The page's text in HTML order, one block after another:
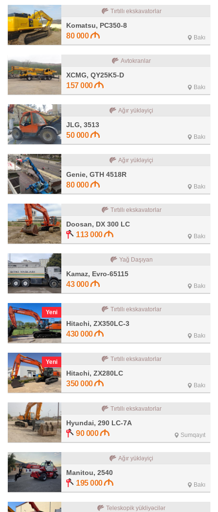
Tırtıllı ekskavatorlar
Komatsu, PC350-8
80 000 Bakı
Avtokranlar
XCMG, QY25K5-D
157 000 Bakı
Ağır yükləyiçi
JLG, 3513
50 000 Bakı
Ağır yükləyiçi
Genie, GTH 4518R
80 000 Bakı
Tırtıllı ekskavatorlar
Doosan, DX 300 LC
113 000 Bakı
Yağ Daşıyan
Kamaz, Evro-65115
43 000 Bakı
Yeni Tırtıllı ekskavatorlar
Hitachi, ZX350LC-3
430 000 Bakı
Yeni Tırtıllı ekskavatorlar
Hitachi, ZX280LC
350 000 Bakı
Tırtıllı ekskavatorlar
Hyundai, 290 LC-7A
90 000 Sumqayıt
Ağır yükləyiçi
Manitou, 2540
195 000 Bakı
Teleskopik yükliyəcilər